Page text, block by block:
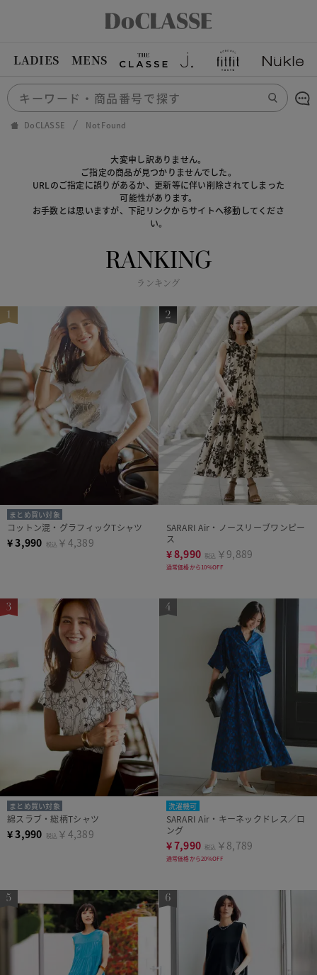
LADIES MENS
DoCLASSE Not Found
大変申し訳ありません。
ご指定の商品が見つかりませんでした。
URLのご指定に誤りがあるか、更新等に伴い削除されてしまった
可能性があります。
お手数とは思いますが、下記リンクからサイトへ移動してくださ
い。
RANKING
ランキング
まとめ買い対象
コットン混・グラフィックTシャツ
¥3,990 税込 ￥4,389
SARARI Air・ノースリーブワンピー
ス
¥8,990 税込 ￥9,889
通常価格から10%OFF
まとめ買い対象
綿スラブ・総柄Tシャツ
¥3,990 税込 ￥4,389
洗濯機可
SARARI Air・キーネックドレス／ロ
ング
¥7,990 税込 ￥8,789
通常価格から20%OFF